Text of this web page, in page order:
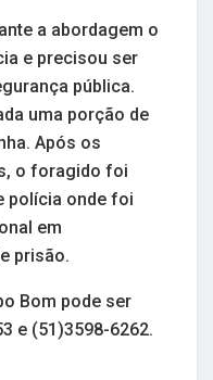
a abordagem o
e precisou ser
pública.
uma porção de
Após os
o foragido foi
polícia onde foi
em
prisão.
Bom pode ser
e (51)3598-6262.